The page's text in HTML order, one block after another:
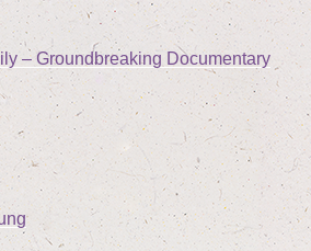
– Ground­brea­king Docu­men­ta­ry